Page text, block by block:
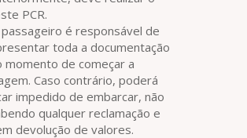
PCR.
é responsável de
toda a documentação
momento de começar a
Caso contrário, poderá
impedido de embarcar, não
qualquer reclamação e
devolução de valores.